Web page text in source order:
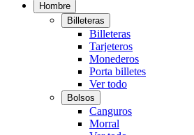
Hombre
Billeteras
Billeteras
Tarjeteros
Monederos
Porta billetes
Ver todo
Bolsos
Canguros
Morral